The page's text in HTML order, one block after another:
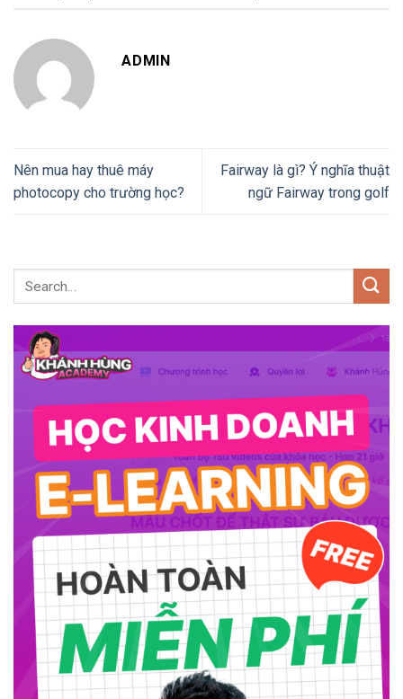
ADMIN
Nên mua hay thuê máy
photocopy cho trường học?
Fairway là gì? Ý nghĩa thuật
ngữ Fairway trong golf